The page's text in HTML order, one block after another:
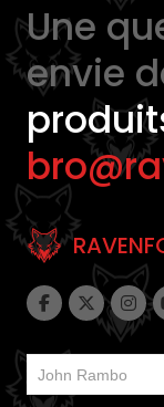
Une
envie